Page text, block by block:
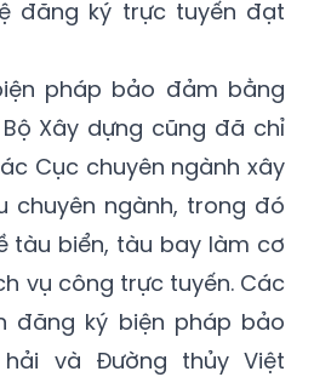
đăng ký trực tuyến đạt
pháp bảo đảm bằng
Xây dựng cũng đã chỉ
Cục chuyên ngành xây
chuyên ngành, trong đó
tàu biển, tàu bay làm cơ
vụ công trực tuyến. Các
đăng ký biện pháp bảo
và Đường thủy Việt